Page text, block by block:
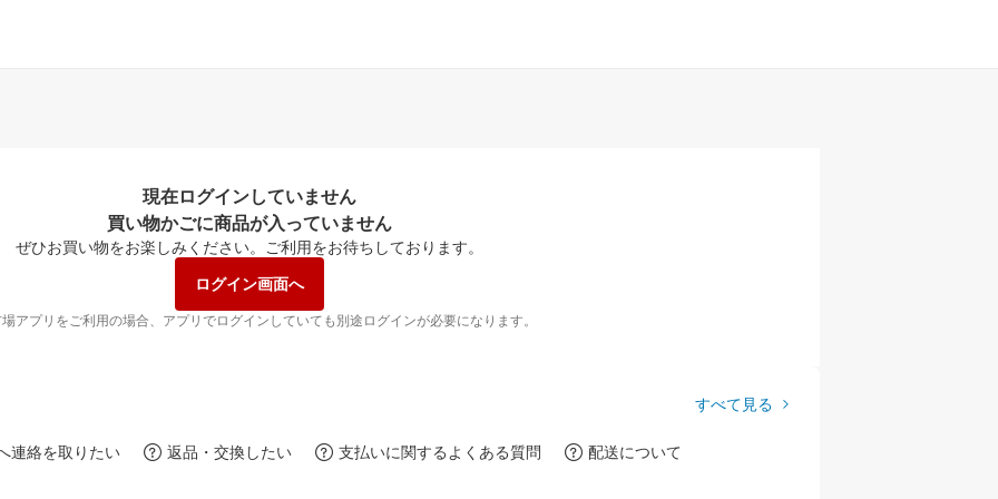
現在ログインしていません
買い物かごに商品が入っていません
ぜひお買い物をお楽しみください。 ご利用をお待ちしております。
ログイン画面へ
アプリをご利用の場合、アプリでログインしていても別途ログインが必要になります。
すべて見る
連絡を取りたい 返品・交換したい 支払いに関するよくある質問 配送について